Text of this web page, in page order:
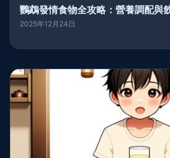
鸚鵡發情食物全攻略：營養調配與
2025年12月24日